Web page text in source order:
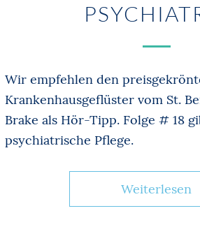
Wir empfehlen den
Krankenhausgeflüster vom St.
Brake als Hör-Tipp. Folge # 18
psychiatrische Pflege.
Weiterlesen